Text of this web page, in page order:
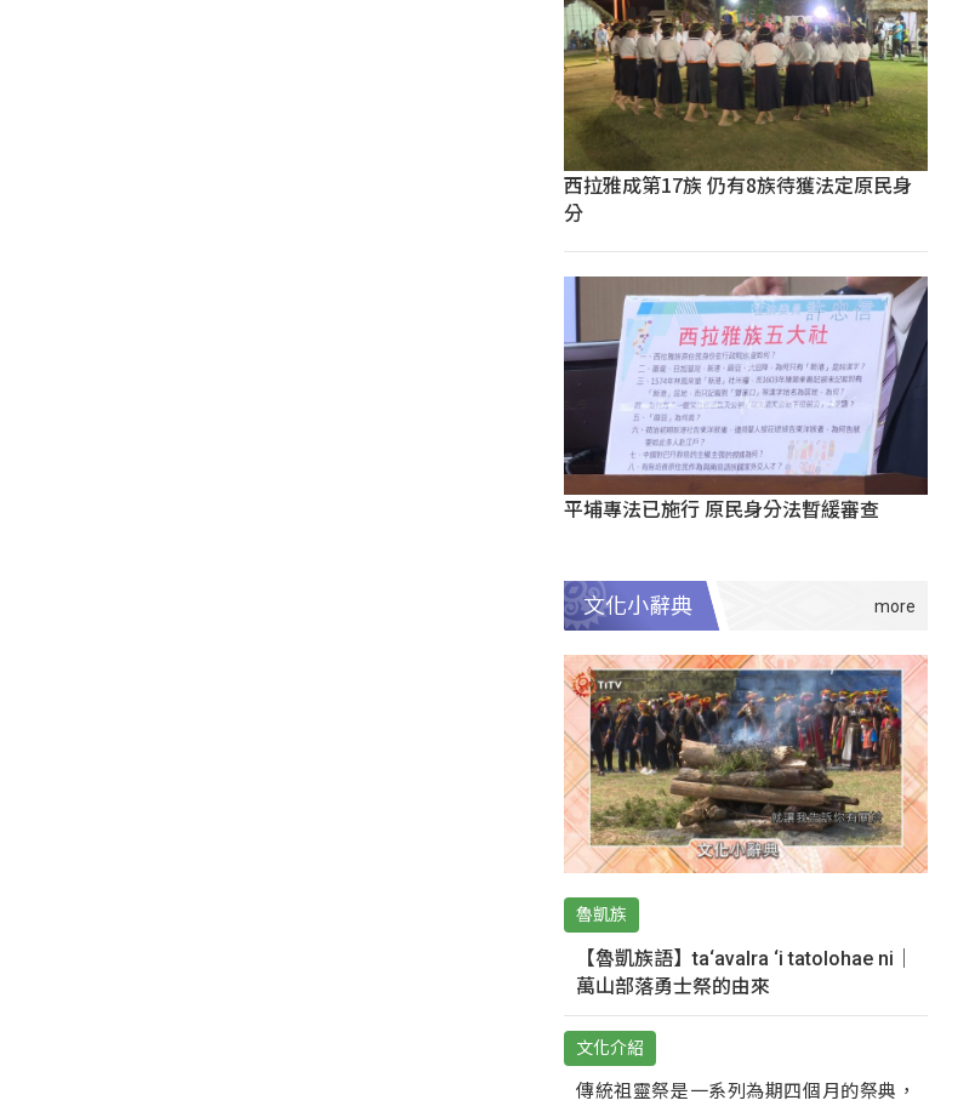
西拉雅成第17族 仍有8族待獲法定原民身
分
平埔專法已施行 原民身分法暫緩審查
文化小辭典
魯凱族
【魯凱族語】ta‘avalra ‘i tatolohae ni｜
萬山部落勇士祭的由來
文化介紹
傳統祖靈祭是一系列為期四個月的祭典，